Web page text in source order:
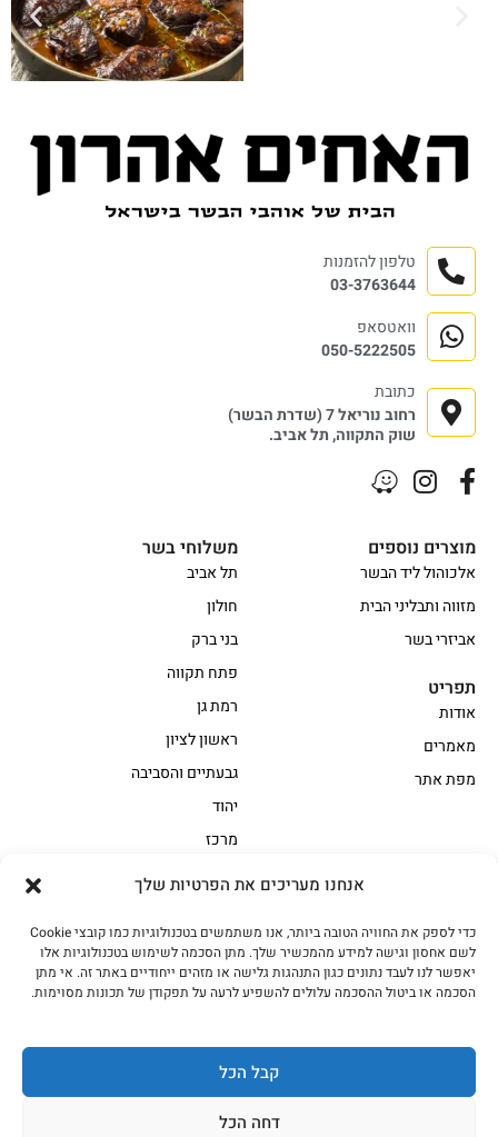
אנחנו מעריכים את הפרטיות שלך
כדי לספק את החוויה הטובה ביותר, אנו משתמשים בטכנולוגיות כמו קובצי Cookie
לשם אחסון וגישה למידע מהמכשיר שלך. מתן הסכמה לשימוש בטכנולוגיות אלו
יאפשר לנו לעבד נתונים כגון התנהגות גלישה או מזהים ייחודיים באתר זה. אי מתן
הסכמה או ביטול ההסכמה עלולים להשפיע לרעה על תפקודן של תכונות מסוימות.
קבל הכל
דחה הכל
אווז
בשר בקר משובח
בשר בקר עגלה משובח
בשר למעשנת
הודו
חלקים אחוריים
מיוחדי מסורת1
נתחי פנים
עוף
משלוחי בשר
תל אביב
חולון
בני ברק
פתח תקווה
רמת גן
ראשון לציון
גבעתיים והסביבה
יהוד
מרכז
מוצרים נוספים
אלכוהול ליד הבשר
מזווה ותבליני הבית
אביזרי בשר
תפריט
אודות
מאמרים
מפת אתר
טלפון להזמנות
03-3763644
וואטסאפ
050-5222505
כתובת
רחוב נוריאל 7 (שדרת הבשר)
שוק התקווה, תל אביב.